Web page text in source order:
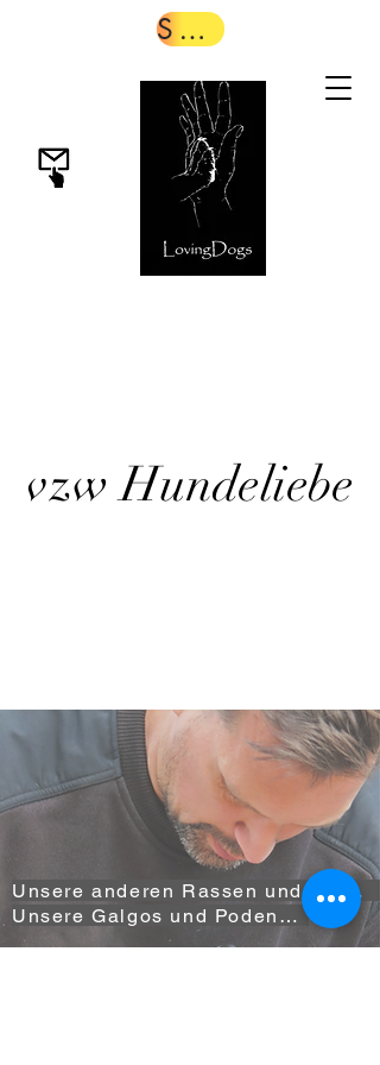
vzw Hundeliebe
Spenden
Unsere anderen Rassen und Kreuzungen
Unsere Galgos und Podencos